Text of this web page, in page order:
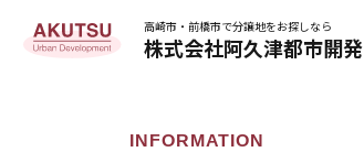
高崎市・前橋市で分譲地をお探しなら
株式会社阿久津都市開発